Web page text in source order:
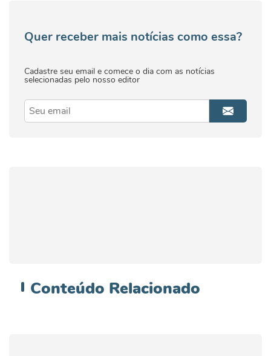
Quer receber mais notícias como essa?
Cadastre seu email e comece o dia com as notícias
selecionadas pelo nosso editor
Conteúdo Relacionado